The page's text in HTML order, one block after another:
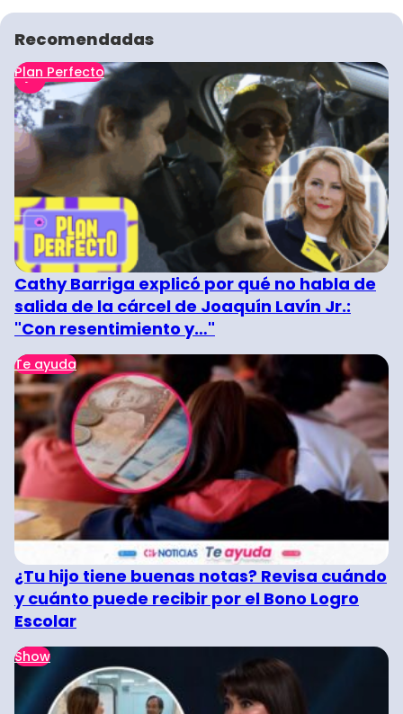
Recomendadas
Plan Perfecto
Cathy Barriga explicó por qué no habla de
salida de la cárcel de Joaquín Lavín Jr.:
"Con resentimiento y…"
Te ayuda
¿Tu hijo tiene buenas notas? Revisa cuándo
y cuánto puede recibir por el Bono Logro
Escolar
Show